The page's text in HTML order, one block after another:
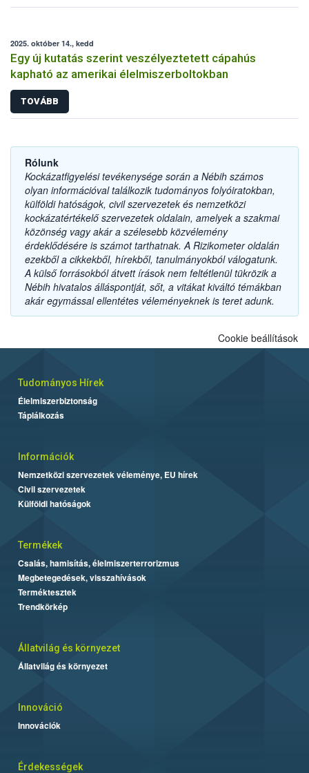
2025. október 14., kedd
Egy új kutatás szerint veszélyeztetett cápahús
kapható az amerikai élelmiszerboltokban
TOVÁBB
Rólunk
Kockázatfigyelési tevékenysége során a Nébih számos
olyan információval találkozik tudományos folyóiratokban,
külföldi hatóságok, civil szervezetek és nemzetközi
kockázatértékelő szervezetek oldalain, amelyek a szakmai
közönség vagy akár a szélesebb közvélemény
érdeklődésére is számot tarthatnak. A Rizikometer oldalán
ezekből a cikkekből, hírekből, tanulmányokból válogatunk.
A külső forrásokból átvett írások nem feltétlenül tükrözik a
Nébih hivatalos álláspontját, sőt, a vitákat kiváltó témákban
akár egymással ellentétes véleményeknek is teret adunk.
Cookie beállítások
Tudományos Hírek
Élelmiszerbiztonság
Táplálkozás
Információk
Nemzetközi szervezetek véleménye, EU hírek
Civil szervezetek
Külföldi hatóságok
Termékek
Csalás, hamisítás, élelmiszerterrorizmus
Megbetegedések, visszahívások
Terméktesztek
Trendkörkép
Állatvilág és környezet
Állatvilág és környezet
Innováció
Innovációk
Érdekességek